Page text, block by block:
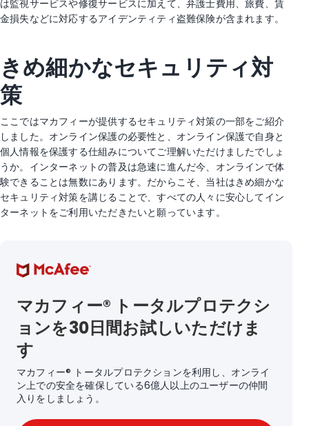
は監視サービスや修復サービスに加えて、弁護士費用、旅費、賃
金損失などに対応するアイデンティティ盗難保険が含まれます。
きめ細かなセキュリティ対
策
ここではマカフィーが提供するセキュリティ対策の一部をご紹介
しました。オンライン保護の必要性と、オンライン保護で自身と
個人情報を保護する仕組みについてご理解いただけましたでしょ
うか。インターネットの普及は急速に進んだ今、オンラインで体
験できることは無数にあります。だからこそ、当社はきめ細かな
セキュリティ対策を講じることで、すべての人々に安心してイン
ターネットをご利用いただきたいと願っています。
マカフィー® トータルプロテクシ
ョンを30日間お試しいただけま
す
マカフィー® トータルプロテクションを利用し、オンライ
ン上での安全を確保している6億人以上のユーザーの仲間
入りをしましょう。